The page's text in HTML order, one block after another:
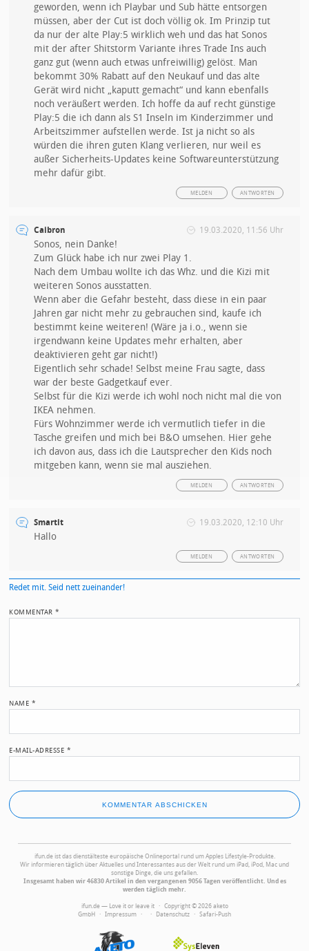
geworden, wenn ich Playbar und Sub hätte entsorgen
müssen, aber der Cut ist doch völlig ok. Im Prinzip tut
da nur der alte Play:5 wirklich weh und das hat Sonos
mit der after Shitstorm Variante ihres Trade Ins auch
ganz gut (wenn auch etwas unfreiwillig) gelöst. Man
bekommt 30% Rabatt auf den Neukauf und das alte
Gerät wird nicht „kaputt gemacht“ und kann ebenfalls
noch veräußert werden. Ich hoffe da auf recht günstige
Play:5 die ich dann als S1 Inseln im Kinderzimmer und
Arbeitszimmer aufstellen werde. Ist ja nicht so als
würden die ihren guten Klang verlieren, nur weil es
außer Sicherheits-Updates keine Softwareunterstützung
mehr dafür gibt.
ANTWORTEN
MELDEN
Caibron 19.03.2020, 11:56 Uhr
Sonos, nein Danke!
Zum Glück habe ich nur zwei Play 1.
Nach dem Umbau wollte ich das Whz. und die Kizi mit
weiteren Sonos ausstatten.
Wenn aber die Gefahr besteht, dass diese in ein paar
Jahren gar nicht mehr zu gebrauchen sind, kaufe ich
bestimmt keine weiteren! (Wäre ja i.o., wenn sie
irgendwann keine Updates mehr erhalten, aber
deaktivieren geht gar nicht!)
Eigentlich sehr schade! Selbst meine Frau sagte, dass
war der beste Gadgetkauf ever.
Selbst für die Kizi werde ich wohl noch nicht mal die von
IKEA nehmen.
Fürs Wohnzimmer werde ich vermutlich tiefer in die
Tasche greifen und mich bei B&O umsehen. Hier gehe
ich davon aus, dass ich die Lautsprecher den Kids noch
mitgeben kann, wenn sie mal ausziehen.
ANTWORTEN
MELDEN
Smartit 19.03.2020, 12:10 Uhr
Hallo
ANTWORTEN
MELDEN
Redet mit. Seid nett zueinander!
KOMMENTAR*
NAME *
E-MAIL-ADRESSE *
ifun.de ist das dienstälteste europäische Onlineportal rund um Apples Lifestyle-Produkte.
Wir informieren täglich über Aktuelles und Interessantes aus der Welt rund um iPad, iPod, Mac und
sonstige Dinge, die uns gefallen.
Insgesamt haben wir 46830 Artikel in den vergangenen 9056 Tagen veröffentlicht. Und es
werden täglich mehr.
ifun.de — Love it or leave it · Copyright © 2026 aketo
GmbH · Impressum · · Datenschutz · Safari-Push